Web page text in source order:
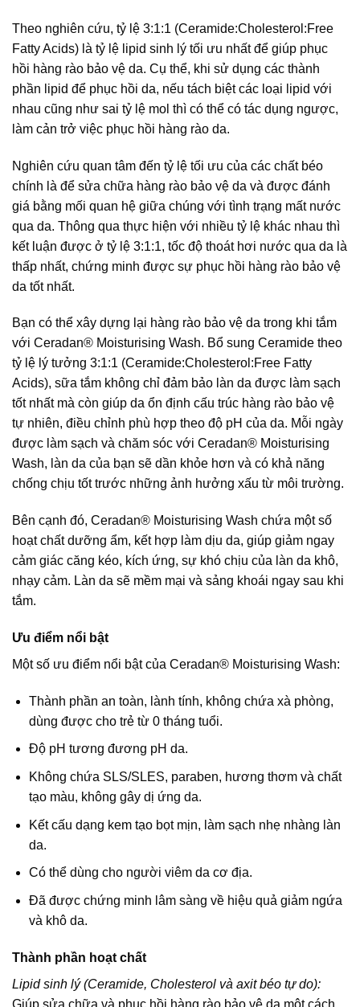
Theo nghiên cứu, tỷ lệ 3:1:1 (Ceramide:Cholesterol:Free
Fatty Acids) là tỷ lệ lipid sinh lý tối ưu nhất để giúp phục
hồi hàng rào bảo vệ da. Cụ thể, khi sử dụng các thành
phần lipid để phục hồi da, nếu tách biệt các loại lipid với
nhau cũng như sai tỷ lệ mol thì có thể có tác dụng ngược,
làm cản trở việc phục hồi hàng rào da.
Nghiên cứu quan tâm đến tỷ lệ tối ưu của các chất béo
chính là để sửa chữa hàng rào bảo vệ da và được đánh
giá bằng mối quan hệ giữa chúng với tình trạng mất nước
qua da. Thông qua thực hiện với nhiều tỷ lệ khác nhau thì
kết luận được ở tỷ lệ 3:1:1, tốc độ thoát hơi nước qua da là
thấp nhất, chứng minh được sự phục hồi hàng rào bảo vệ
da tốt nhất.
Bạn có thể xây dựng lại hàng rào bảo vệ da trong khi tắm
với Ceradan® Moisturising Wash. Bổ sung Ceramide theo
tỷ lệ lý tưởng 3:1:1 (Ceramide:Cholesterol:Free Fatty
Acids), sữa tắm không chỉ đảm bảo làn da được làm sạch
tốt nhất mà còn giúp da ổn định cấu trúc hàng rào bảo vệ
tự nhiên, điều chỉnh phù hợp theo độ pH của da. Mỗi ngày
được làm sạch và chăm sóc với Ceradan® Moisturising
Wash, làn da của bạn sẽ dần khỏe hơn và có khả năng
chống chịu tốt trước những ảnh hưởng xấu từ môi trường.
Bên cạnh đó, Ceradan® Moisturising Wash chứa một số
hoạt chất dưỡng ẩm, kết hợp làm dịu da, giúp giảm ngay
cảm giác căng kéo, kích ứng, sự khó chịu của làn da khô,
nhạy cảm. Làn da sẽ mềm mại và sảng khoái ngay sau khi
tắm.
Ưu điểm nổi bật
Một số ưu điểm nổi bật của Ceradan® Moisturising Wash:
Thành phần an toàn, lành tính, không chứa xà phòng,
dùng được cho trẻ từ 0 tháng tuổi.
Độ pH tương đương pH da.
Không chứa SLS/SLES, paraben, hương thơm và chất
tạo màu, không gây dị ứng da.
Kết cấu dạng kem tạo bọt mịn, làm sạch nhẹ nhàng làn
da.
Có thể dùng cho người viêm da cơ địa.
Đã được chứng minh lâm sàng về hiệu quả giảm ngứa
và khô da.
Thành phần hoạt chất
Lipid sinh lý (Ceramide, Cholesterol và axit béo tự do):
Giúp sửa chữa và phục hồi hàng rào bảo vệ da một cách